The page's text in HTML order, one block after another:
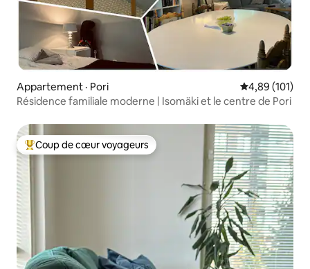
Appartement · Pori Note
4,89 (101)
Résidence familiale moderne | Isomäki et le centre de Pori
Coup de cœur voyageurs parmi les plus aimés
Coup de cœur voyageurs